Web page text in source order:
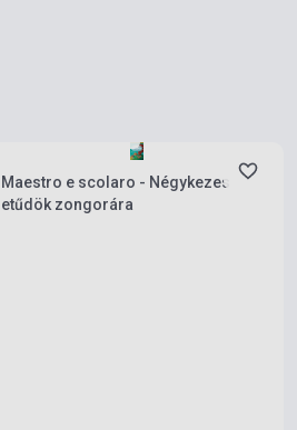
Maestro e scolaro - Négykezes
etűdök zongorára